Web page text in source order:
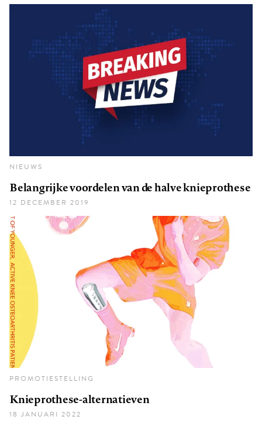
NIEUWS
Belangrijke voordelen van de halve knieprothese
12 DECEMBER 2019
PROMOTIESTELLING
Knieprothese-alternatieven
18 JANUARI 2022